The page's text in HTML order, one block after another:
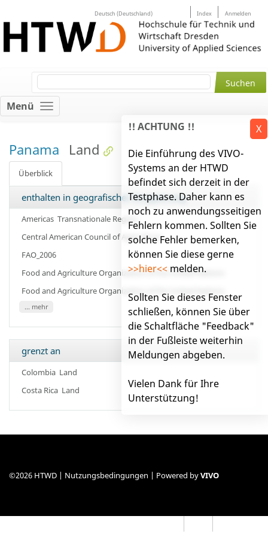
Deutsch (Deutschland) Index Anmelden
X
!! ACHTUNG !!
Die Einführung des VIVO-
Systems an der HTWD
befindet sich derzeit in der
Testphase. Daher kann es
noch zu anwendungsseitigen
Fehlern kommen. Sollten Sie
solche Fehler bemerken,
können Sie diese gerne
>>hier<< melden.
Sollten Sie dieses Fenster
schließen, können Sie über
die Schaltfläche "Feedback"
in der Fußleiste weiterhin
Meldungen abgeben.
Vielen Dank für Ihre
Unterstützung!
Menü
Panama Land
Überblick
enthalten in geografischer Gruppierung
Americas Transnationale Region
Central American Council of Agriculture
FAO_2006
Food and Agriculture Organization of the United Nations
Food and Agriculture Organization of the United Nations
... mehr
grenzt an
Colombia Land
Costa Rica Land
©2026 HTWD | Nutzungsbedingungen | Powered byVIVO